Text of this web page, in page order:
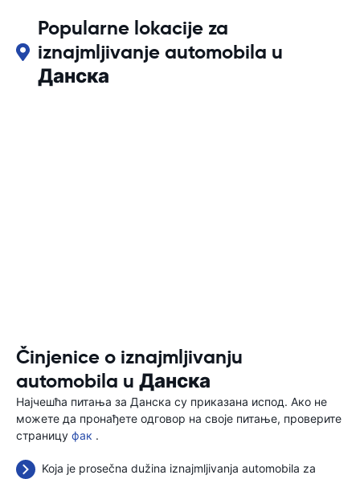
Popularne lokacije za
iznajmljivanje automobila u
Данска
Činjenice o iznajmljivanju
automobila u Данска
Најчешћа питања за Данска су приказана испод. Ако не
можете да пронађете одговор на своје питање, проверите
страницу фак .
Koja je prosečna dužina iznajmljivanja automobila za